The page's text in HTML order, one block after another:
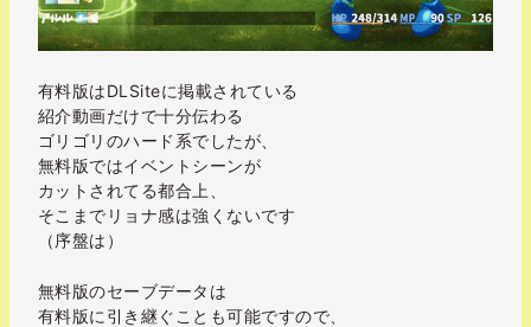
有料版はDLSiteに掲載されている
紹介動画だけで十分伝わる
ゴリゴリのハード系でしたが、
無料版ではイベントシーンが
カットされてる都合上、
そこまでリョナ感は強くないです
（序盤は）
無料版のセーブデータは
有料版に引き継ぐことも可能ですので、